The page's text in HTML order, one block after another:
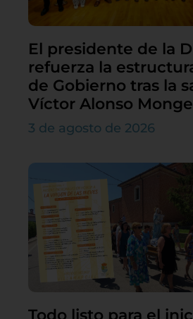
El presidente de la
refuerza la
de Gobierno tras la
Víctor Alonso Monge
3 de agosto de 2026